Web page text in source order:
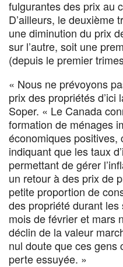
fulgurantes des prix au
D’ailleurs, le deuxième
une diminution du prix
sur l’autre, soit une
(depuis le premier
« Nous ne prévoyons
prix des propriétés d’ici
Soper. « Le Canada
formation de ménages
économiques positives,
indiquant que les taux
permettant de gérer
un retour à des prix de
petite proportion de
des propriété durant les
mois de février et mars
déclin de la valeur
nul doute que ces gens
perte essuyée. »